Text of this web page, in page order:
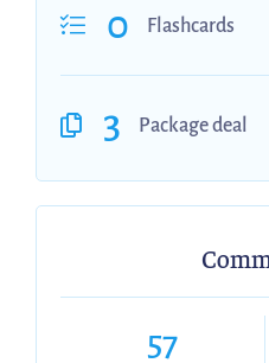
0 Flashcards
3 Package deal
57